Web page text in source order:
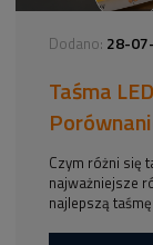
Dodano: 28-
Taśma
Czym różni się
najważniejsze
najlepszą